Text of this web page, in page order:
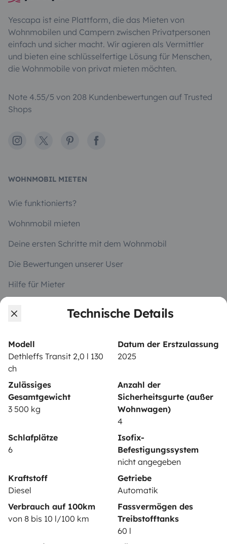
Technische Details
Modell
Dethleffs Transit 2,0 l 130
ch
Datum der Erstzulassung
2025
Zulässiges
Gesamtgewicht
3 500 kg
Anzahl der
Sicherheitsgurte (außer
Wohnwagen)
4
Schlafplätze
6
Isofix-
Befestigungssystem
nicht angegeben
Kraftstoff
Diesel
Getriebe
Automatik
Verbrauch auf 100km
von 8 bis 10 l/100 km
Fassvermögen des
Treibstofftanks
60 l
Yescapa ist eine Plattform, die das Mieten von
Wohnmobilen und Campern zwischen Privatpersonen
einfach und sicher macht. Wir agieren als Vermittler
und bieten eine schlüsselfertige Lösung für Menschen,
die Wohnmobile von privat mieten möchten.
Note 4.55/5 von 208 Kundenbewertungen auf Trusted
Shops
Instagram
X PinterestFacebook
WOHNMOBIL MIETEN
Wie funktionierts?
Wohnmobil mieten
Deine ersten Schritte mit dem Wohnmobil
Die Bewertungen unserer User
Hilfe für Mieter
Wohnmobil vermieten
Mietvertrag
Mietversicherung
Mietpannenhilfe
Sichere Zahlungsweisen Ratenzahlung
Herunterladen im
Verfügbar auf